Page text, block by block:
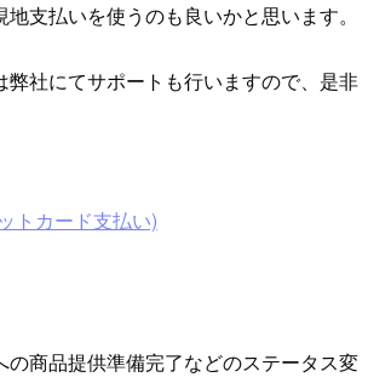
支払いを使うのも良いかと思います。
弊社にてサポートも行いますので、是非
トカード支払い)
の商品提供準備完了などのステータス変